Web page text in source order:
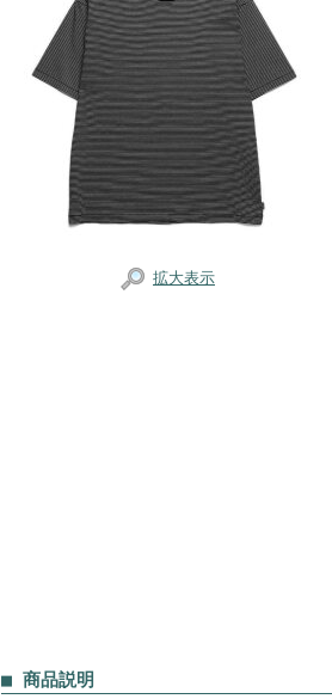
拡大表示
■ 商品説明